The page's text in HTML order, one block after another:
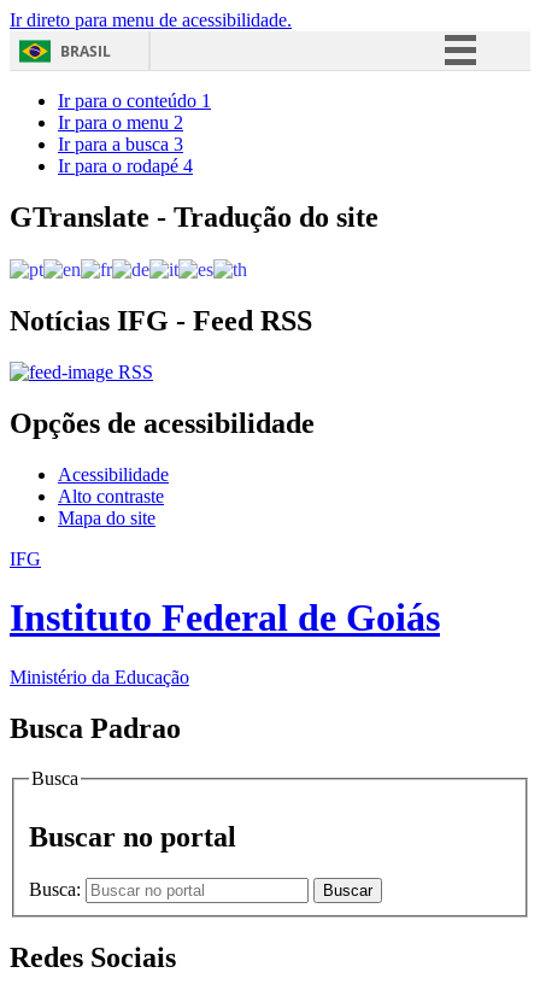
Ir direto para menu de acessibilidade.
BRASIL
Acesso à informação
Ir para o conteúdo 1
Ir para o menu 2
Ir para a busca 3
Ir para o rodapé 4
GTranslate - Tradução do site
Notícias IFG - Feed RSS
RSS
Opções de acessibilidade
Acessibilidade
Alto contraste
Mapa do site
IFG
Instituto Federal de Goiás
Ministério da Educação
Busca Padrao
Busca
Buscar no portal
Busca: Buscar
Redes Sociais